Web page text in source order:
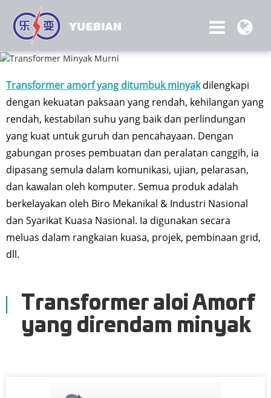
Transformer amorf yang ditumbuk minyakdilengkapi
dengan kekuatan paksaan yang rendah, kehilangan yang
rendah, kestabilan suhu yang baik dan perlindungan
yang kuat untuk guruh dan pencahayaan. Dengan
gabungan proses pembuatan dan peralatan canggih, ia
dipasang semula dalam komunikasi, ujian, pelarasan,
dan kawalan oleh komputer. Semua produk adalah
berkelayakan oleh Biro Mekanikal & Industri Nasional
dan Syarikat Kuasa Nasional. Ia digunakan secara
meluas dalam rangkaian kuasa, projek, pembinaan grid,
dll.
Transformer aloi Amorf
yang direndam minyak